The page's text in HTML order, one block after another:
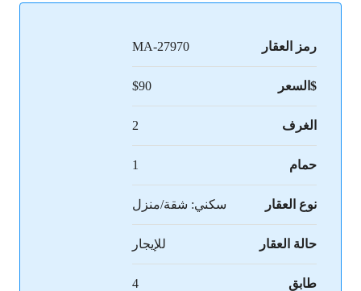
رمز العقار MA-27970
$السعر $90
الغرف 2
حمام 1
نوع العقار سكني: شقة/منزل
حالة العقار للإيجار
طابق 4